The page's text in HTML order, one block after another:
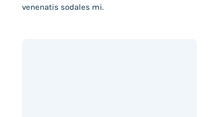
venenatis sodales mi.